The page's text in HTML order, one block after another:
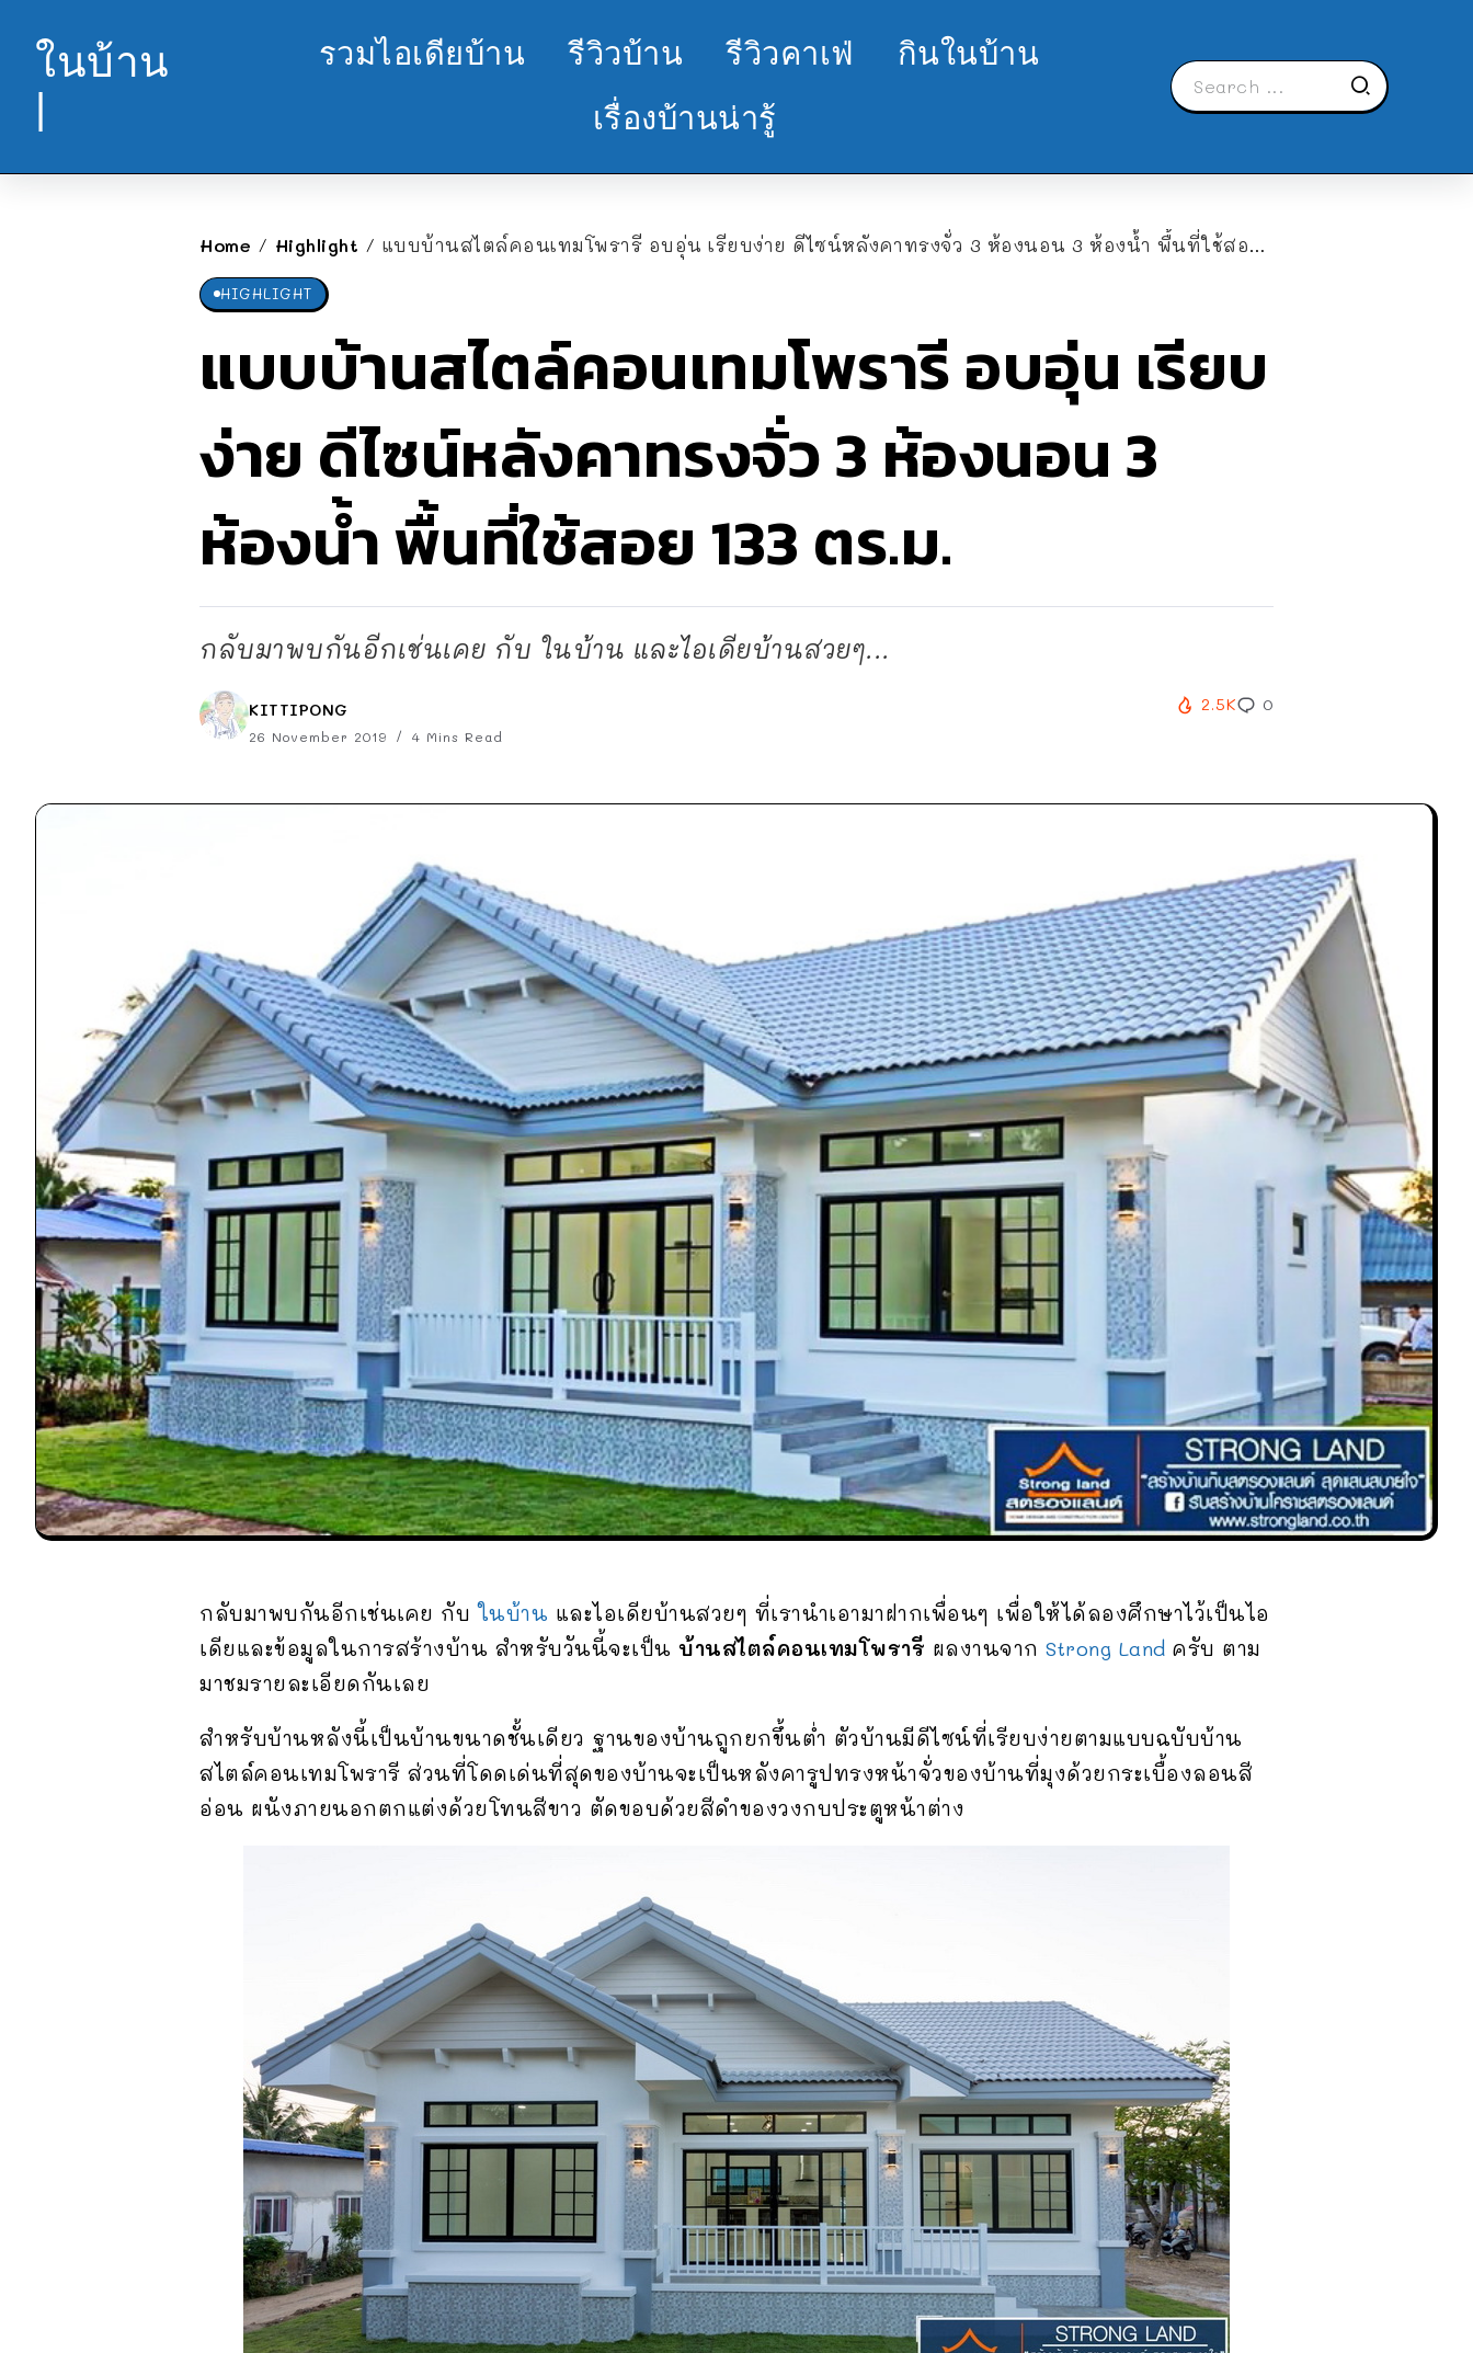
ในบ้าน
|
รวมไอเดียบ้าน รีวิวบ้าน รีวิวคาเฟ่
กินในบ้าน
เรื่องบ้านน่ารู้
Home / Highlight / แบบบ้านสไตล์คอนเทมโพรารี อบอุ่น เรียบง่าย ดีไซน์หลังคาทรงจั่ว 3 ห้องนอน 3 ห้องน้ำ พื้นที่ใช้สอย 133 ตร.ม.
HIGHLIGHT
แบบบ้านสไตล์คอนเทมโพรารี อบอุ่น เรียบ
ง่าย ดีไซน์หลังคาทรงจั่ว 3 ห้องนอน 3
ห้องน้ำ พื้นที่ใช้สอย 133 ตร.ม.
กลับมาพบกันอีกเช่นเคย กับ ในบ้าน และไอเดียบ้านสวยๆ...
KITTIPONG
26 November 2019 4 Mins Read
2.5K 0
กลับมาพบกันอีกเช่นเคย กับในบ้าน และไอเดียบ้านสวยๆ ที่เรานำเอามาฝากเพื่อนๆ เพื่อให้ได้ลองศึกษาไว้เป็นไอ
เดียและข้อมูลในการสร้างบ้าน สำหรับวันนี้จะเป็น บ้านสไตล์คอนเทมโพรารี ผลงานจาก Strong Land ครับ ตาม
มาชมรายละเอียดกันเลย
สำหรับบ้านหลังนี้เป็นบ้านขนาดชั้นเดียว ฐานของบ้านถูกยกขึ้นต่ำ ตัวบ้านมีดีไซน์ที่เรียบง่ายตามแบบฉบับบ้าน
สไตล์คอนเทมโพรารี ส่วนที่โดดเด่นที่สุดของบ้านจะเป็นหลังคารูปทรงหน้าจั่วของบ้านที่มุงด้วยกระเบื้องลอนสี
อ่อน ผนังภายนอกตกแต่งด้วยโทนสีขาว ตัดขอบด้วยสีดำของวงกบประตูหน้าต่าง